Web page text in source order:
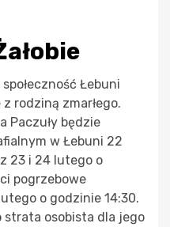
Łebuni
rodziną zmarłego.
Paczuły będzie
w Łebuni 22
23 i 24 lutego o
pogrzebowe
o godzinie 14:30.
strata osobista dla jego